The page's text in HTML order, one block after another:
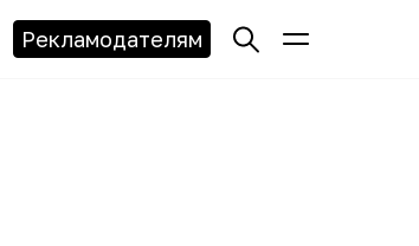
Рекламодателям